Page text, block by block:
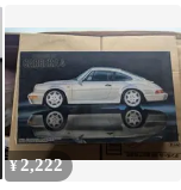
¥2,222